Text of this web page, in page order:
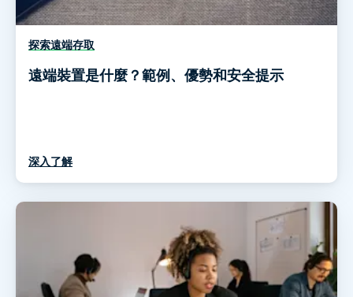
探索遠端存取
遠端裝置是什麼？範例、優勢和安全提示
深入了解